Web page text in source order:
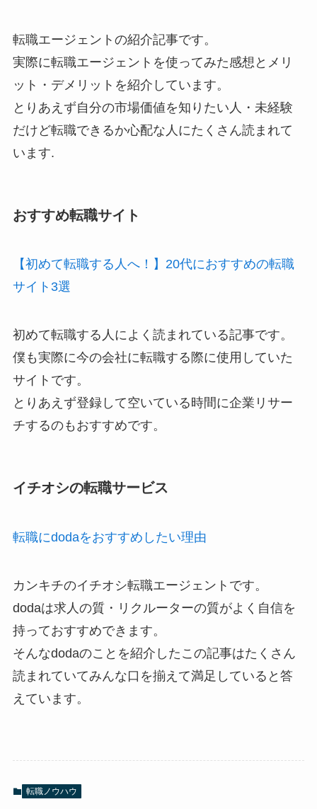
転職エージェントの紹介記事です。
実際に転職エージェントを使ってみた感想とメリ
ット・デメリットを紹介しています。
とりあえず自分の市場価値を知りたい人・未経験
だけど転職できるか心配な人にたくさん読まれて
います.
おすすめ転職サイト
【初めて転職する人へ！】20代におすすめの転職
サイト3選
初めて転職する人によく読まれている記事です。
僕も実際に今の会社に転職する際に使用していた
サイトです。
とりあえず登録して空いている時間に企業リサー
チするのもおすすめです。
イチオシの転職サービス
転職にdodaをおすすめしたい理由
カンキチのイチオシ転職エージェントです。
dodaは求人の質・リクルーターの質がよく自信を
持っておすすめできます。
そんなdodaのことを紹介したこの記事はたくさん
読まれていてみんな口を揃えて満足していると答
えています。
転職ノウハウ